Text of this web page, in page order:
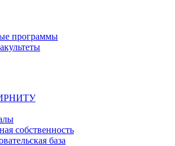
программы
собственность
база